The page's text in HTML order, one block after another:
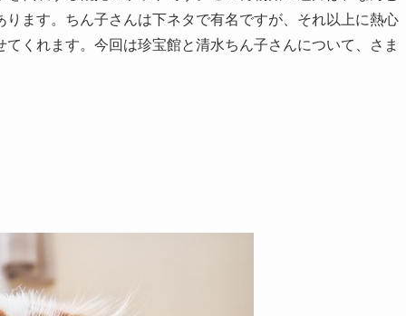
ます。ちん子さんは下ネタで有名ですが、それ以上に熱心
くれます。今回は珍宝館と清水ちん子さんについて、さま